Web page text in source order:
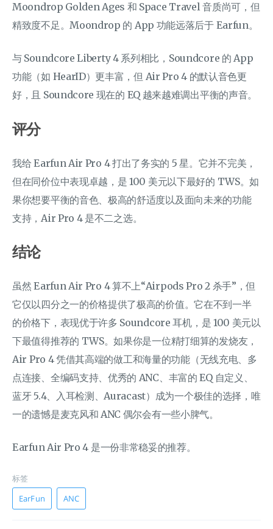
Moondrop Golden Ages 和 Space Travel 音质尚可，但
精致度不足。Moondrop 的 App 功能远落后于 Earfun。
与 Soundcore Liberty 4 系列相比，Soundcore 的 App
功能（如 HearID）更丰富，但 Air Pro 4 的默认音色更
好，且 Soundcore 现在的 EQ 越来越难调出平衡的声音。
评分
我给 Earfun Air Pro 4 打出了务实的 5 星。它并不完美，
但在同价位中表现卓越，是 100 美元以下最好的 TWS。如
果你想要平衡的音色、极高的舒适度以及面向未来的功能
支持，Air Pro 4 是不二之选。
结论
虽然 Earfun Air Pro 4 算不上“Airpods Pro 2 杀手”，但
它仅以四分之一的价格提供了极高的价值。它在不到一半
的价格下，表现优于许多 Soundcore 耳机，是 100 美元以
下最值得推荐的 TWS。如果你是一位精打细算的发烧友，
Air Pro 4 凭借其高端的做工和海量的功能（无线充电、多
点连接、全编码支持、优秀的 ANC、丰富的 EQ 自定义、
蓝牙 5.4、入耳检测、Auracast）成为一个极佳的选择，唯
一的遗憾是麦克风和 ANC 偶尔会有一些小脾气。
Earfun Air Pro 4 是一份非常稳妥的推荐。
标签
EarFun
ANC